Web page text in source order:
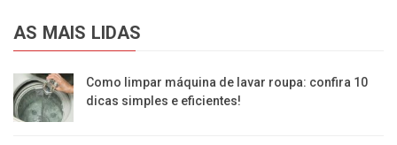
AS MAIS LIDAS
Como limpar máquina de lavar roupa: confira 10
dicas simples e eficientes!